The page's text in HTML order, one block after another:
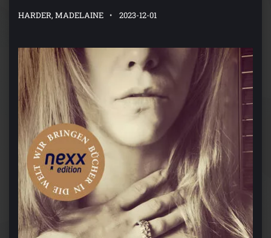
HARDER, MADELAINE 2023-12-01